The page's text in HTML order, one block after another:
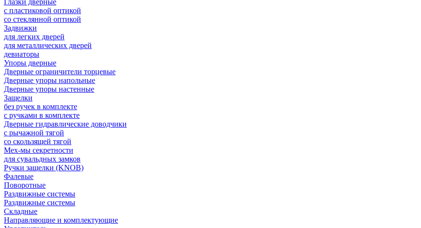
Глазки дверные
с пластиковой оптикой
со стеклянной оптикой
Задвижки
для легких дверей
для металлических дверей
девиаторы
Упоры дверные
Дверные ограничители торцевые
Дверные упоры напольные
Дверные упоры настенные
Защелки
без ручек в комплекте
с ручками в комплекте
Дверные гидравлические доводчики
с рычажной тягой
со скользящей тягой
Мех-мы секретности
для сувальдных замков
Ручки защелки (KNOB)
Фалевые
Поворотные
Раздвижные системы
Раздвижные системы
Складные
Направляющие и комплектующие